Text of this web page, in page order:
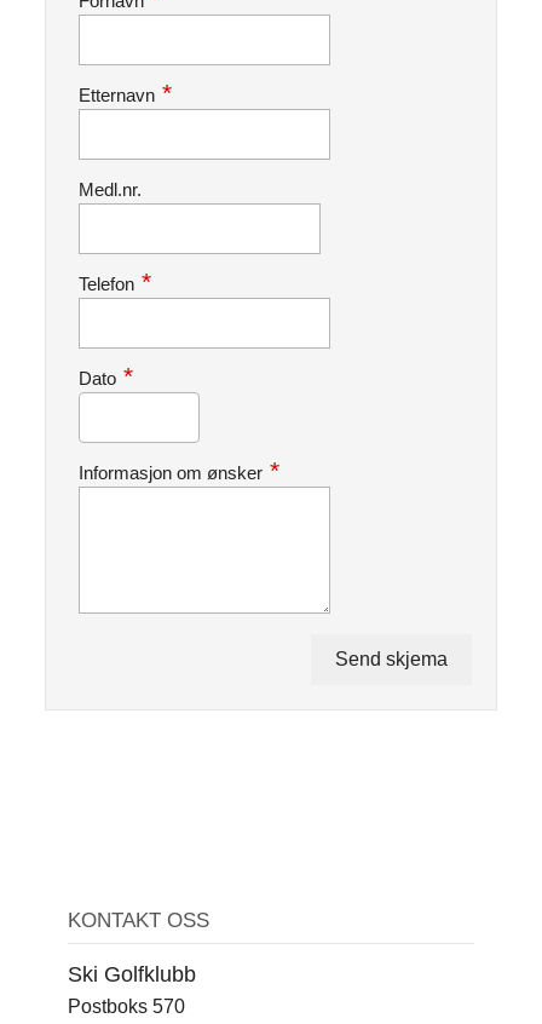
Etternavn
Medl.nr.
Telefon
Dato
Informasjon om ønsker
KONTAKT OSS
Ski Golfklubb
Postboks 570